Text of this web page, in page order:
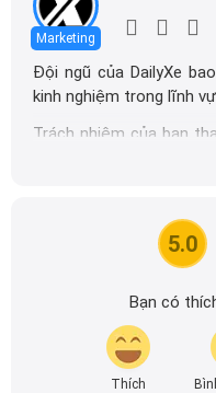
Marketing
Đội ngũ của DailyXe
kinh nghiệm trong lĩnh
Trách nhiệm của ban
tin chính xác được
tin nhanh chóng và dễ
5.0
Bạn có
Thích